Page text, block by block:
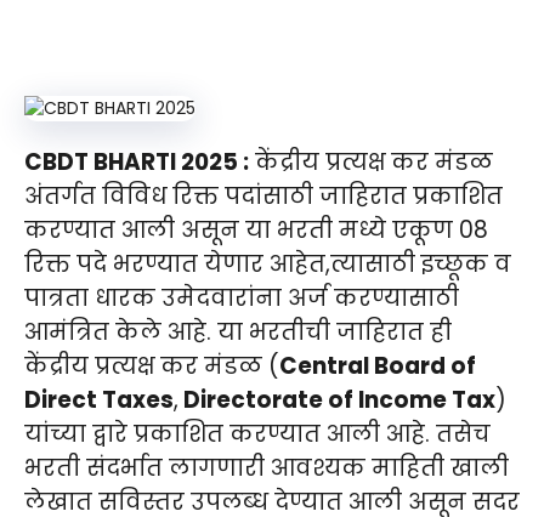
CBDT BHARTI 2025 :केंद्रीय प्रत्यक्ष कर मंडळ
अंतर्गत विविध रिक्त पदांसाठी जाहिरात प्रकाशित
करण्यात आली असून या भरती मध्ये एकूण 08
रिक्त पदे भरण्यात येणार आहेत,त्यासाठी इच्छूक व
पात्रता धारक उमेदवारांना अर्ज करण्यासाठी
आमंत्रित केले आहे. या भरतीची जाहिरात ही
केंद्रीय प्रत्यक्ष कर मंडळ (Central Board of
Direct Taxes, Directorate of Income Tax)
यांच्या द्वारे प्रकाशित करण्यात आली आहे. तसेच
भरती संदर्भात लागणारी आवश्यक माहिती खाली
लेखात सविस्तर उपलब्ध देण्यात आली असून सदर